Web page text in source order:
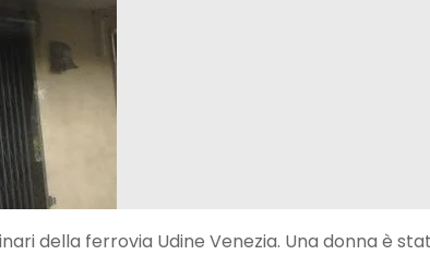
della ferrovia Udine Venezia. Una donna è